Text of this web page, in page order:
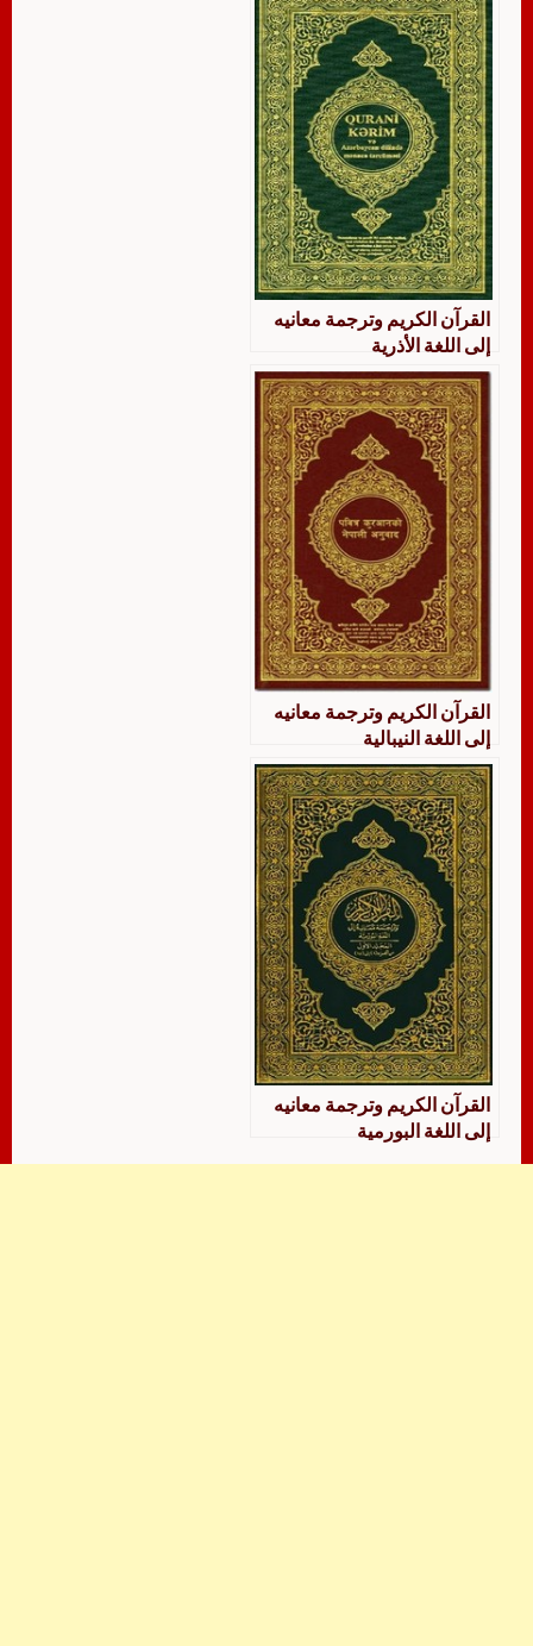
القرآن الكريم وترجمة معانيه
إلى اللغة الأذرية
القرآن الكريم وترجمة معانيه
إلى اللغة النيبالية
القرآن الكريم وترجمة معانيه
إلى اللغة البورمية